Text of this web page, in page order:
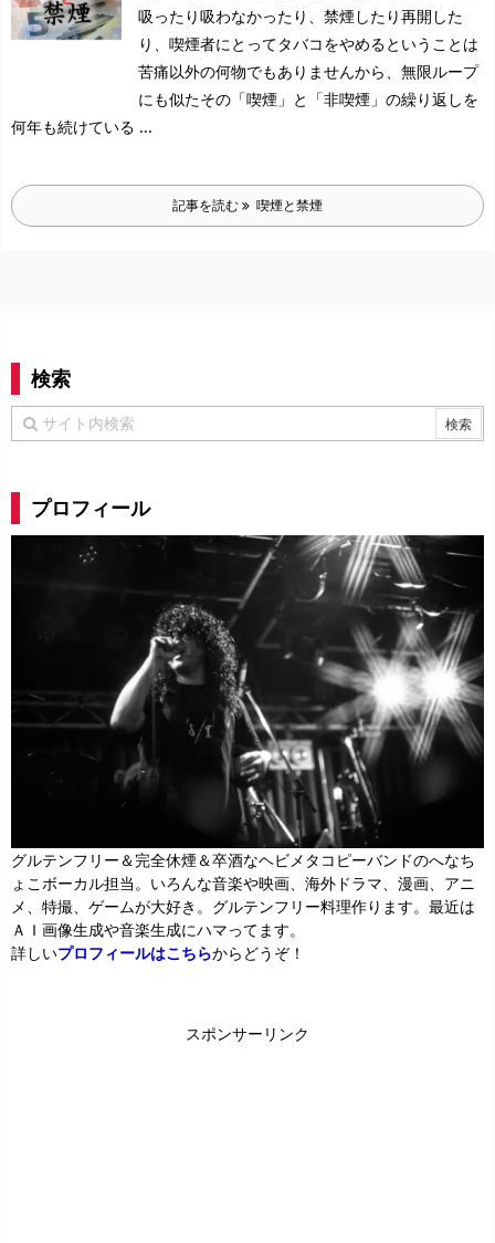
吸ったり吸わなかったり、禁煙したり再開した
り、喫煙者にとってタバコをやめるということは
苦痛以外の何物でもありませんから、無限ループ
にも似たその「喫煙」と「非喫煙」の繰り返しを
何年も続けている ...
記事を読む 喫煙と禁煙
検索
プロフィール
グルテンフリー＆完全休煙＆卒酒なヘビメタコピーバンドのへなち
ょこボーカル担当。いろんな音楽や映画、海外ドラマ、漫画、アニ
メ、特撮、ゲームが大好き。グルテンフリー料理作ります。最近は
ＡＩ画像生成や音楽生成にハマってます。
詳しいプロフィールはこちらからどうぞ！
スポンサーリンク